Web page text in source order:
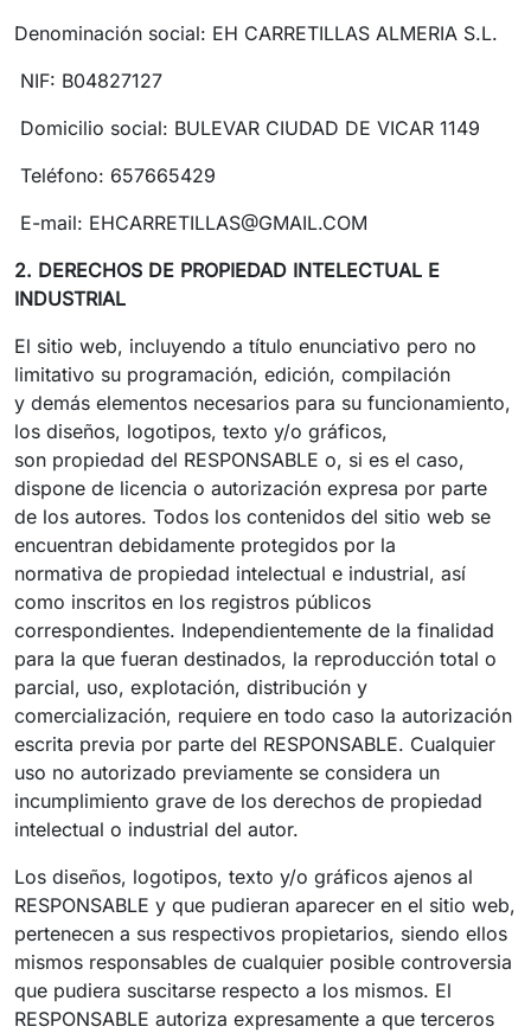
Denominación social: EH CARRETILLAS ALMERIA S.L.
NIF: B04827127
Domicilio social: BULEVAR CIUDAD DE VICAR 1149
Teléfono: 657665429
E-mail: EHCARRETILLAS@GMAIL.COM
2. DERECHOS DE PROPIEDAD INTELECTUAL E
INDUSTRIAL
El sitio web, incluyendo a título enunciativo pero no
limitativo su programación, edición, compilación
y demás elementos necesarios para su funcionamiento,
los diseños, logotipos, texto y/o gráficos,
son propiedad del RESPONSABLE o, si es el caso,
dispone de licencia o autorización expresa por parte
de los autores. Todos los contenidos del sitio web se
encuentran debidamente protegidos por la
normativa de propiedad intelectual e industrial, así
como inscritos en los registros públicos
correspondientes. Independientemente de la finalidad
para la que fueran destinados, la reproducción total o
parcial, uso, explotación, distribución y
comercialización, requiere en todo caso la autorización
escrita previa por parte del RESPONSABLE. Cualquier
uso no autorizado previamente se considera un
incumplimiento grave de los derechos de propiedad
intelectual o industrial del autor.
Los diseños, logotipos, texto y/o gráficos ajenos al
RESPONSABLE y que pudieran aparecer en el sitio web,
pertenecen a sus respectivos propietarios, siendo ellos
mismos responsables de cualquier posible controversia
que pudiera suscitarse respecto a los mismos. El
RESPONSABLE autoriza expresamente a que terceros